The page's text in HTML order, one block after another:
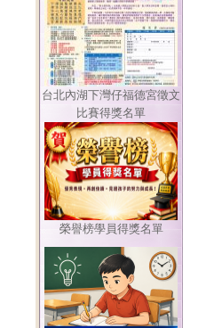
台北內湖下灣仔福德宮徵文
比賽得獎名單
榮譽榜學員得獎名單